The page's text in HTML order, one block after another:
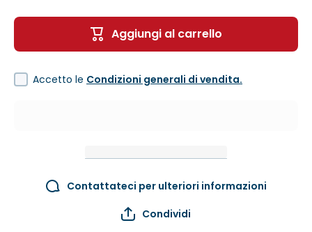
Psi-Sil
Psi-Sil
Aggiungi al carrello
Accetto le Condizioni generali di vendita.
Contattateci per ulteriori informazioni
Condividi